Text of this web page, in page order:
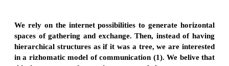
We rely on the internet possibilities to generate horizontal
spaces of gathering and exchange. Then, instead of having
hierarchical structures as if it was a tree, we are interested
in a rizhomatic model of communication (1). We belive that